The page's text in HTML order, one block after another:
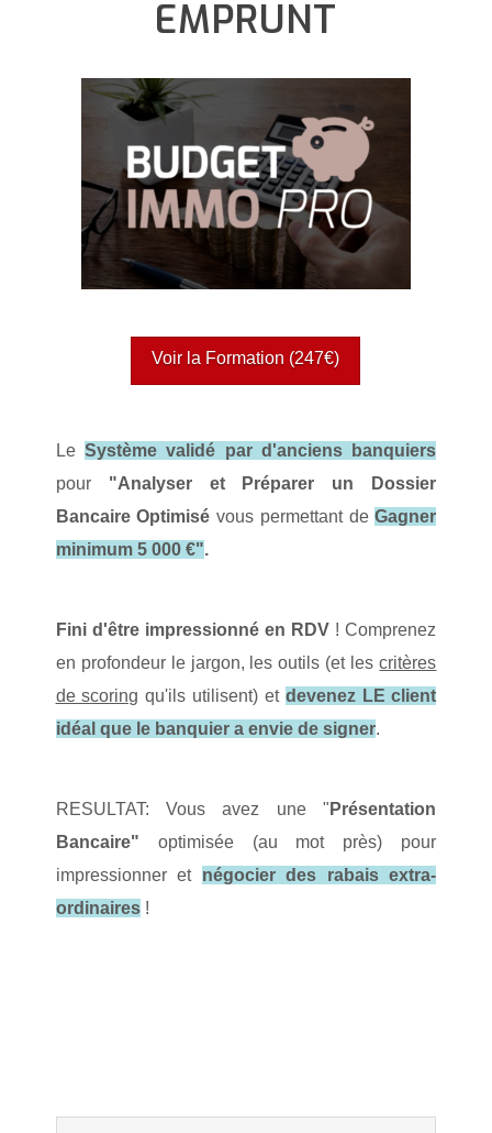
EMPRUNT
Voir la Formation (247€)
Le Système validé par d'anciens banquiers
pour "Analyser et Préparer un Dossier
Bancaire Optimisévous permettant de Gagner
minimum 5 000 €".
Fini d'être impressionné en RDV ! Comprenez
en profondeur le jargon, les outils (et lescritères
de scoring qu'ils utilisent) et devenez LE client
idéal que le banquier a envie de signer.
RESULTAT: Vous avez une " Présentation
Bancaire" optimisée (au mot près) pour
impressionner et négocier des rabais extra-
ordinaires!